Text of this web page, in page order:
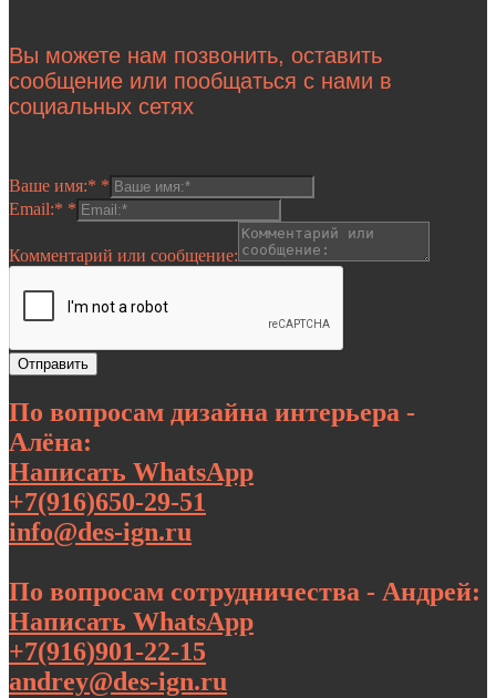
Вы можете нам позвонить, оставить
сообщение или пообщаться с нами в
социальных сетях
Ваше имя:* *
Email:* *
Комментарий или сообщение:
Отправить
По вопросам дизайна интерьера -
Алёна:
Написать WhatsApp
+7(916)650-29-51
info@des-ign.ru
По вопросам сотрудничества - Андрей:
Написать WhatsApp
+7(916)901-22-15
andrey@des-ign.ru